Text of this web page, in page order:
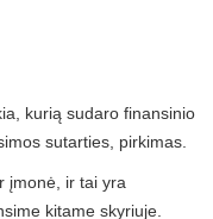
kurią sudaro finansinio
sutarties, pirkimas.
įmonė, ir tai yra
kitame skyriuje.